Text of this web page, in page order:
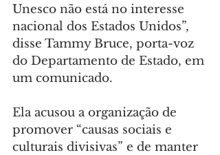
Unesco não está no interesse
nacional dos Estados Unidos”,
disse Tammy Bruce, porta-voz
do Departamento de Estado, em
um comunicado.
Ela acusou a organização de
promover “causas sociais e
culturais divisivas” e de manter